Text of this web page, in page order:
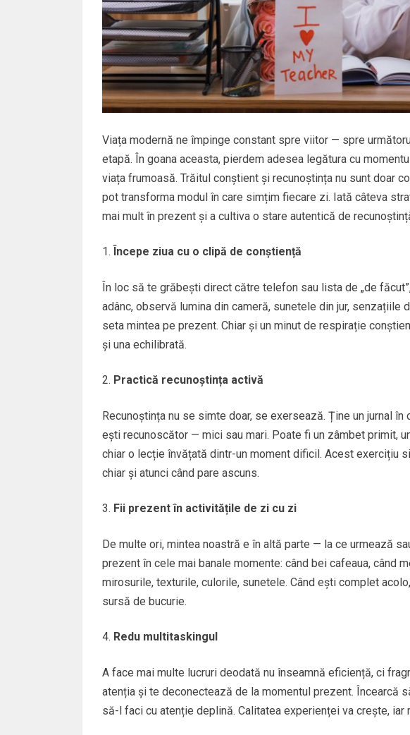
Viața modernă ne împinge constant spre viitor — spre
etapă. În goana aceasta, pierdem adesea legătura cu
viața frumoasă. Trăitul conștient și recunoștința nu sunt doar
pot transforma modul în care simțim fiecare zi. Iată câteva
mai mult în prezent și a cultiva o stare autentică de
Începe ziua cu o clipă de conștiență
În loc să te grăbești direct către telefon sau lista de „de
adânc, observă lumina din cameră, sunetele din jur,
seta mintea pe prezent. Chiar și un minut de respirație
și una echilibrată.
Practică recunoștința activă
Recunoștința nu se simte doar, se exersează. Ține un jurnal
ești recunoscător — mici sau mari. Poate fi un zâmbet primit,
chiar o lecție învățată dintr-un moment dificil. Acest exercițiu
chiar și atunci când pare ascuns.
Fii prezent în activitățile de zi cu zi
De multe ori, mintea noastră e în altă parte — la ce urmează
prezent în cele mai banale momente: când bei cafeaua, când
mirosurile, texturile, culorile, sunetele. Când ești complet
sursă de bucurie.
Redu multitaskingul
A face mai multe lucruri deodată nu înseamnă eficiență, ci
atenția și te deconectează de la momentul prezent. Încearcă
să-l faci cu atenție deplină. Calitatea experienței va crește, iar